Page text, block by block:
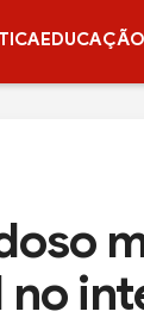
EDUCAÇÃO